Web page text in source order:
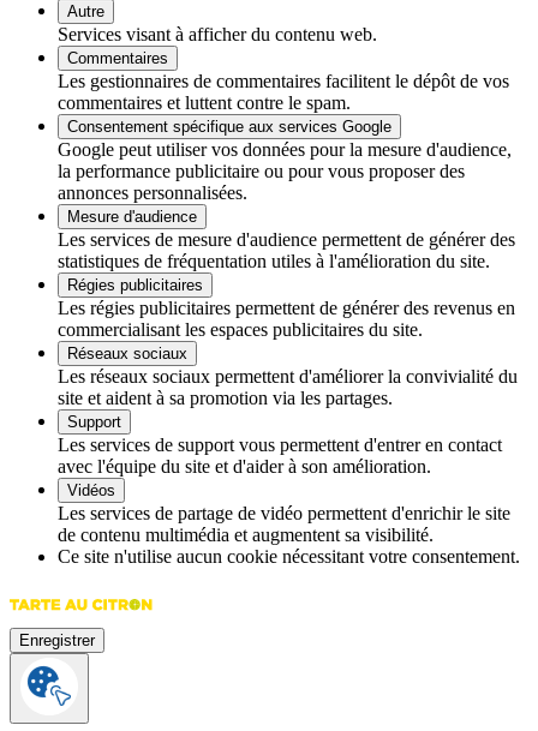
Autre
Services visant à afficher du contenu web.
Commentaires
Les gestionnaires de commentaires facilitent le dépôt de vos
commentaires et luttent contre le spam.
Consentement spécifique aux services Google
Google peut utiliser vos données pour la mesure d'audience,
la performance publicitaire ou pour vous proposer des
annonces personnalisées.
Mesure d'audience
Les services de mesure d'audience permettent de générer des
statistiques de fréquentation utiles à l'amélioration du site.
Régies publicitaires
Les régies publicitaires permettent de générer des revenus en
commercialisant les espaces publicitaires du site.
Réseaux sociaux
Les réseaux sociaux permettent d'améliorer la convivialité du
site et aident à sa promotion via les partages.
Support
Les services de support vous permettent d'entrer en contact
avec l'équipe du site et d'aider à son amélioration.
Vidéos
Les services de partage de vidéo permettent d'enrichir le site
de contenu multimédia et augmentent sa visibilité.
Ce site n'utilise aucun cookie nécessitant votre consentement.
Enregistrer